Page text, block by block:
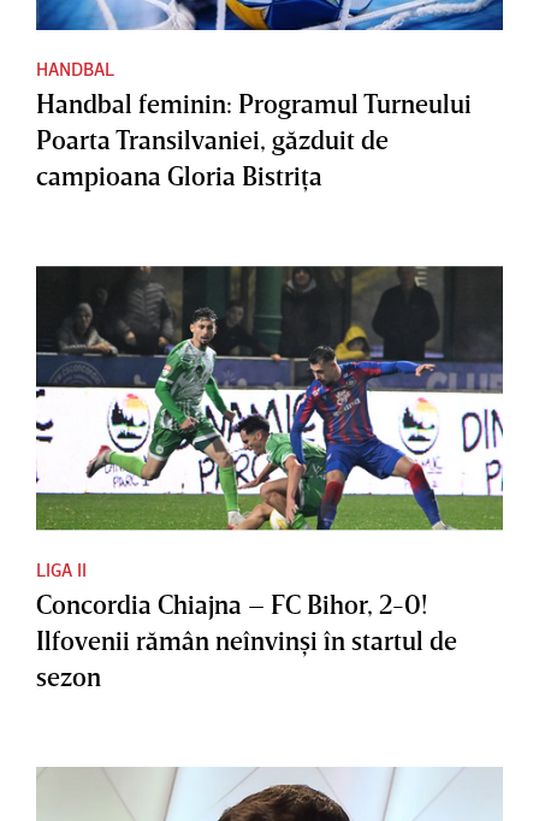
HANDBAL
Handbal feminin: Programul Turneului
Poarta Transilvaniei, găzduit de
campioana Gloria Bistriţa
LIGA II
Concordia Chiajna – FC Bihor, 2-0!
Ilfovenii rămân neînvinşi în startul de
sezon